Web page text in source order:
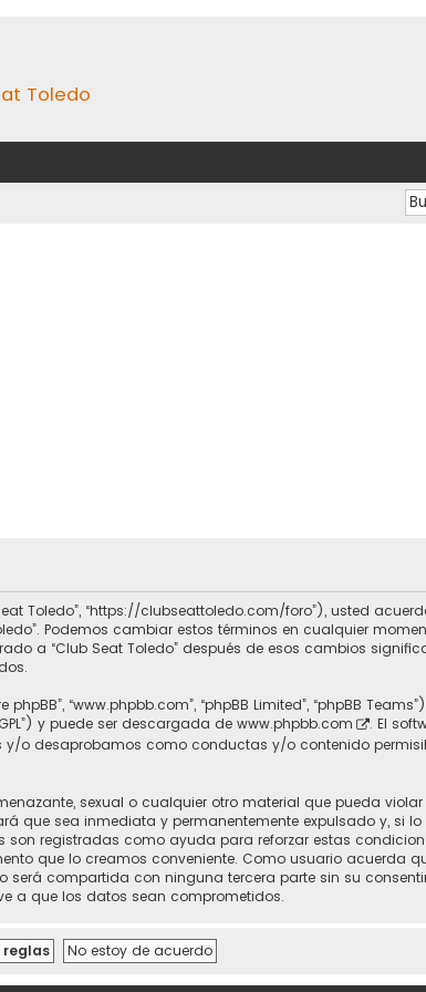
Toledo
Toledo”, “https://clubseattoledo.com/foro”), usted
Podemos cambiar estos términos en cualquier
a “Club Seat Toledo” después de esos cambios
“www.phpbb.com”, “phpBB Limited”, “phpBB
y puede ser descargada de www.phpbb.com
. El
y/o desaprobamos como conductas y/o contenido
sexual o cualquier otro material que pueda
que sea inmediata y permanentemente expulsado y, si
son registradas como ayuda para reforzar estas
que lo creamos conveniente. Como usuario acuerda
compartida con ninguna tercera parte sin su
a que los datos sean comprometidos.